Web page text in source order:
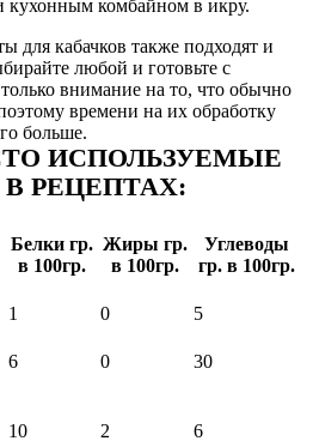
кухонным комбайном в икру.
для кабачков также подходят и
любой и готовьте с
внимание на то, что обычно
времени на их обработку
больше.
ИСПОЛЬЗУЕМЫЕ
РЕЦЕПТАХ:
Белки гр.
в 100гр.
Жиры гр.
в 100гр.
Углеводы
гр. в 100гр.
1 0 5
6 0 30
10 2 6